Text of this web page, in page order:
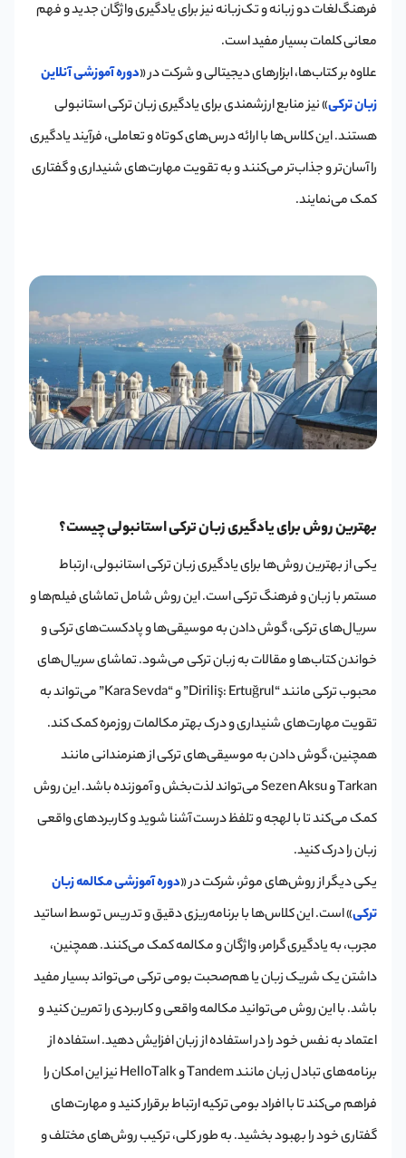
فرهنگ‌لغات دو زبانه و تک‌زبانه نیز برای یادگیری واژگان جدید و فهم
معانی کلمات بسیار مفید است.
علاوه بر کتاب‌ها، ابزارهای دیجیتالی و شرکت در «دوره آموزشی آنلاین
زبان ترکی» نیز منابع ارزشمندی برای یادگیری زبان ترکی استانبولی
هستند. این کلاس‌ها با ارائه درس‌های کوتاه و تعاملی، فرآیند یادگیری
را آسان‌تر و جذاب‌تر می‌کنند و به تقویت مهارت‌های شنیداری و گفتاری
کمک می‌نمایند.
بهترین روش برای یادگیری زبان ترکی استانبولی چیست؟
یکی از بهترین روش‌ها برای یادگیری زبان ترکی استانبولی، ارتباط
مستمر با زبان و فرهنگ ترکی است. این روش شامل تماشای فیلم‌ها و
سریال‌های ترکی، گوش دادن به موسیقی‌ها و پادکست‌های ترکی و
خواندن کتاب‌ها و مقالات به زبان ترکی می‌شود. تماشای سریال‌های
محبوب ترکی مانند “Diriliş: Ertuğrul” و “Kara Sevda” می‌تواند به
تقویت مهارت‌های شنیداری و درک بهتر مکالمات روزمره کمک کند.
همچنین، گوش دادن به موسیقی‌های ترکی از هنرمندانی مانند
Tarkan و Sezen Aksu می‌تواند لذت‌بخش و آموزنده باشد. این روش
کمک می‌کند تا با لهجه و تلفظ درست آشنا شوید و کاربردهای واقعی
زبان را درک کنید.
یکی دیگر از روش‌های موثر، شرکت در «دوره آموزشی مکالمه زبان
ترکی» است. این کلاس‌ها با برنامه‌ریزی دقیق و تدریس توسط اساتید
مجرب، به یادگیری گرامر، واژگان و مکالمه کمک می‌کنند. همچنین،
داشتن یک شریک زبان یا هم‌صحبت بومی ترکی می‌تواند بسیار مفید
باشد. با این روش می‌توانید مکالمه واقعی و کاربردی را تمرین کنید و
اعتماد به نفس خود را در استفاده از زبان افزایش دهید. استفاده از
برنامه‌های تبادل زبان مانند Tandem و HelloTalk نیز این امکان را
فراهم می‌کند تا با افراد بومی ترکیه ارتباط برقرار کنید و مهارت‌های
گفتاری خود را بهبود بخشید. به طور کلی، ترکیب روش‌های مختلف و